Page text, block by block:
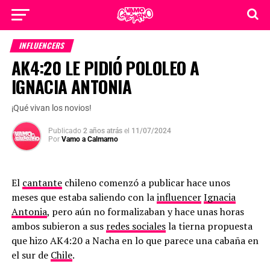
INFLUENCERS
AK4:20 LE PIDIÓ POLOLEO A
IGNACIA ANTONIA
¡Qué vivan los novios!
Publicado 2 años atrás el 11/07/2024
Por Vamo a Calmarno
El cantantechileno comenzó a publicar hace unos
meses que estaba saliendo con lainfluencerIgnacia
Antonia, pero aún no formalizaban y hace unas horas
ambos subieron a sus redes socialesla tierna propuesta
que hizo AK4:20 a Nacha en lo que parece una cabaña en
el sur de Chile.